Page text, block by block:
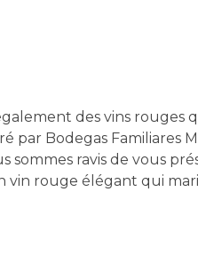
des vins rouges
par Bodegas Familiares
sommes ravis de vous
vin rouge élégant qui